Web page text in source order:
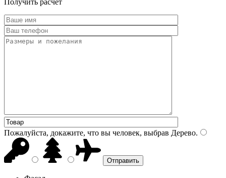
Пожалуйста, докажите, что вы человек, выбрав Дерево.